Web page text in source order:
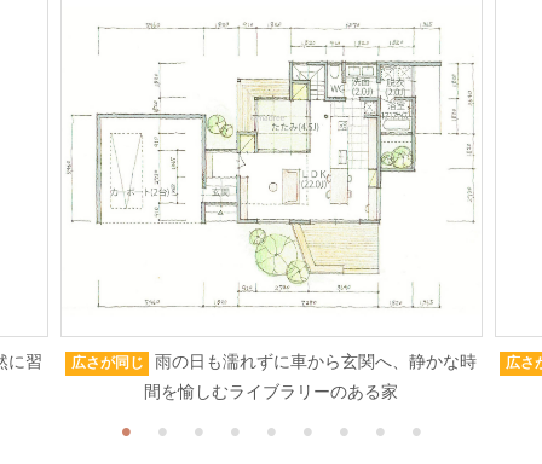
に習 広さが同じ
雨の日も濡れずに車から玄関へ、静かな時
間を愉しむライブラリーのある家
広さ